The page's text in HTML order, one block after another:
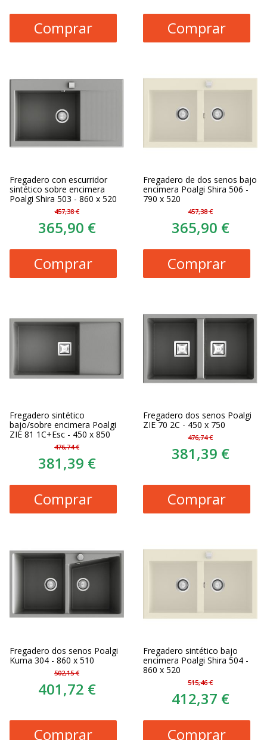
Comprar
Comprar
Fregadero con escurridor
sintético sobre encimera
Poalgi Shira 503 - 860 x 520
457,38 €
365,90 €
Comprar
Fregadero de dos senos bajo
encimera Poalgi Shira 506 -
790 x 520
457,38 €
365,90 €
Comprar
Fregadero sintético
bajo/sobre encimera Poalgi
ZIE 81 1C+Esc - 450 x 850
476,74 €
381,39 €
Comprar
Fregadero dos senos Poalgi
ZIE 70 2C - 450 x 750
476,74 €
381,39 €
Comprar
Fregadero dos senos Poalgi
Kuma 304 - 860 x 510
502,15 €
401,72 €
Comprar
Fregadero sintético bajo
encimera Poalgi Shira 504 -
860 x 520
515,46 €
412,37 €
Comprar